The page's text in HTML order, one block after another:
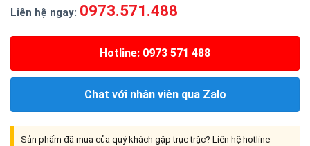
Liên hệ ngay: 0973.571.488
Hotline: 0973 571 488
Chat với nhân viên qua Zalo
Sản phẩm đã mua của quý khách gặp trục trặc? Liên hệ hotline